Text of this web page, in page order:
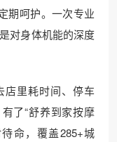
期呵护。一次专业
对身体机能的深度
店里耗时间、停车
了“舒养到家按摩
命，覆盖285+城